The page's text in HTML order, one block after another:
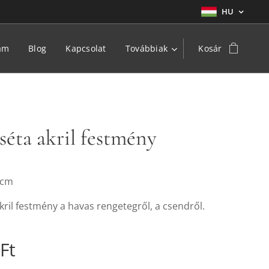
HU
Blog Kapcsolat Továbbiak Kosár
akril festmény
festmény a havas rengetegről, a csendről.
Ft